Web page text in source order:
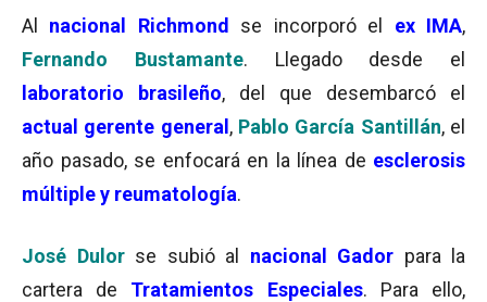
Al nacional Richmond se incorporó el ex IMA,
Fernando Bustamante. Llegado desde el
laboratorio brasileño, del que desembarcó el
actual gerente general , Pablo García Santillán, el
año pasado, se enfocará en la línea de esclerosis
múltiple y reumatología.
José Dulor se subió al nacional Gador para la
cartera de Tratamientos Especiales. Para ello,